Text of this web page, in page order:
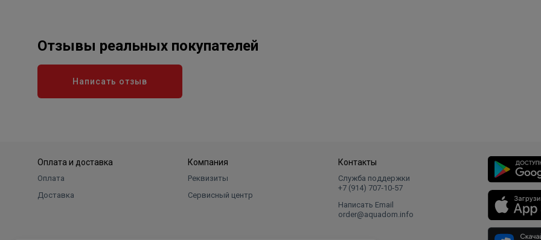
Отзывы реальных покупателей
Написать отзыв
Оплата и доставка
Оплата
Доставка
Компания
Реквизиты
Сервисный центр
Контакты
Служба поддержки
+7 (914) 707‑10‑57
Написать Email
order@aquadom.info